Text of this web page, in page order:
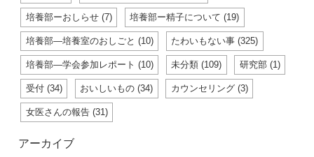
培養部ーおしらせ (7) 培養部ー精子について (19)
培養部―培養室のおしごと (10) たわいもない事 (325)
培養部―学会参加レポート (10) 未分類 (109) 研究部 (1)
受付 (34) おいしいもの (34) カウンセリング (3)
女医さんの報告 (31)
アーカイブ